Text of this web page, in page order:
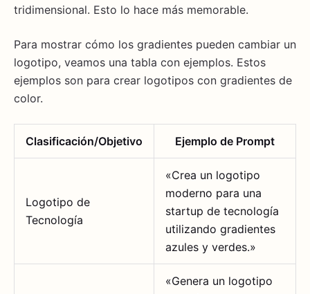
tridimensional. Esto lo hace más memorable.
Para mostrar cómo los gradientes pueden cambiar un
logotipo, veamos una tabla con ejemplos. Estos
ejemplos son para crear logotipos con gradientes de
color.
Clasificación/Objetivo Ejemplo de Prompt
Logotipo de
Tecnología
«Crea un logotipo
moderno para una
startup de tecnología
utilizando gradientes
azules y verdes.»
«Genera un logotipo